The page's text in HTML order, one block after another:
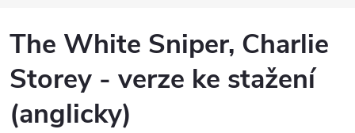
The White Sniper, Charlie
Storey - verze ke stažení
(anglicky)